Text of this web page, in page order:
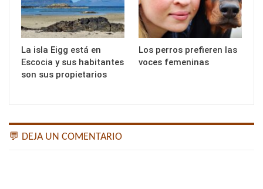
La isla Eigg está en
Escocia y sus habitantes
son sus propietarios
Los perros prefieren las
voces femeninas
💬 DEJA UN COMENTARIO